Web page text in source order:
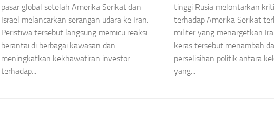
pasar global setelah Amerika Serikat dan
Israel melancarkan serangan udara ke Iran.
Peristiwa tersebut langsung memicu reaksi
berantai di berbagai kawasan dan
meningkatkan kekhawatiran investor
terhadap...
tinggi Rusia melontarkan
terhadap Amerika Serikat
militer yang menargetkan
keras tersebut menambah
perselisihan politik antara
yang...